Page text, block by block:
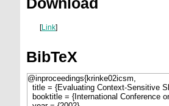
Download
[Link]
BibTeX